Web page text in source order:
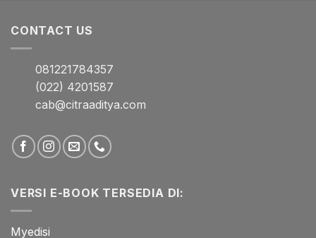
CONTACT US
081221784357
(022) 4201587
cab@citraaditya.com
VERSI E-BOOK TERSEDIA DI:
Myedisi